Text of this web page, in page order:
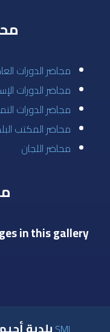
مجاضر الدورات
مجاضر الدورات
مجاضر الدورات
محاضر المكتب
محاضر اللجان
in this gallery.